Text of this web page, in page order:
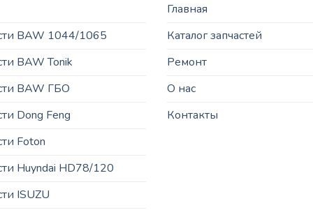
BAW 1044/1065
BAW Tonik
BAW ГБО
Dong Feng
Foton
Huyndai HD78/120
ISUZU
Главная
Каталог запчастей
Ремонт
О нас
Контакты